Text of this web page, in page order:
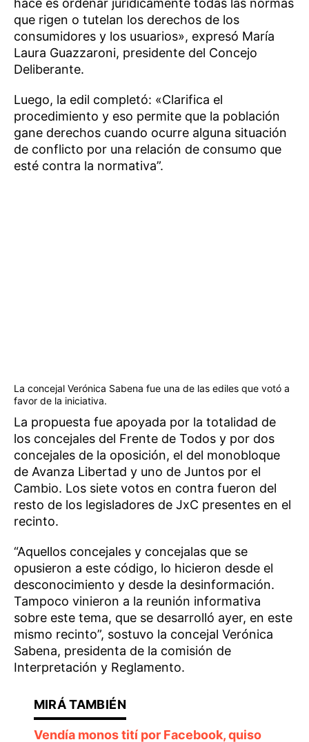
hace es ordenar jurídicamente todas las normas
que rigen o tutelan los derechos de los
consumidores y los usuarios», expresó María
Laura Guazzaroni, presidente del Concejo
Deliberante.
Luego, la edil completó: «Clarifica el
procedimiento y eso permite que la población
gane derechos cuando ocurre alguna situación
de conflicto por una relación de consumo que
esté contra la normativa”.
La concejal Verónica Sabena fue una de las ediles que votó a
favor de la iniciativa.
La propuesta fue apoyada por la totalidad de
los concejales del Frente de Todos y por dos
concejales de la oposición, el del monobloque
de Avanza Libertad y uno de Juntos por el
Cambio. Los siete votos en contra fueron del
resto de los legisladores de JxC presentes en el
recinto.
“Aquellos concejales y concejalas que se
opusieron a este código, lo hicieron desde el
desconocimiento y desde la desinformación.
Tampoco vinieron a la reunión informativa
sobre este tema, que se desarrolló ayer, en este
mismo recinto”, sostuvo la concejal Verónica
Sabena, presidenta de la comisión de
Interpretación y Reglamento.
Vendía monos tití por Facebook, quiso